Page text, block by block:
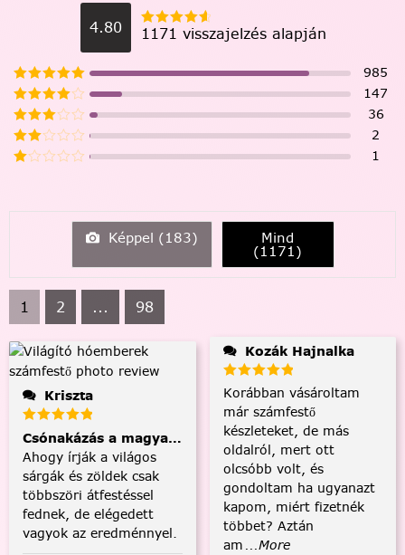
4.80 1171 visszajelzés alapján
985
147
36
2
1
Képpel (183) Mind
(1171)
1 2 ... 98
Kriszta
Csónakázás a magyar tengeren
Ahogy írják a világos
sárgák és zöldek csak
többszöri átfestéssel
fednek, de elégedett
vagyok az eredménnyel.
Kozák Hajnalka
Korábban vásároltam
már számfestő
készleteket, de más
oldalról, mert ott
olcsóbb volt, és
gondoltam ha ugyanazt
kapom, miért fizetnék
többet? Aztán
am ...More